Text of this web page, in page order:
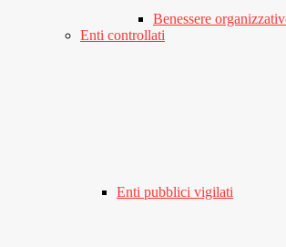
Benessere
Enti controllati
Enti pubblici vigilati